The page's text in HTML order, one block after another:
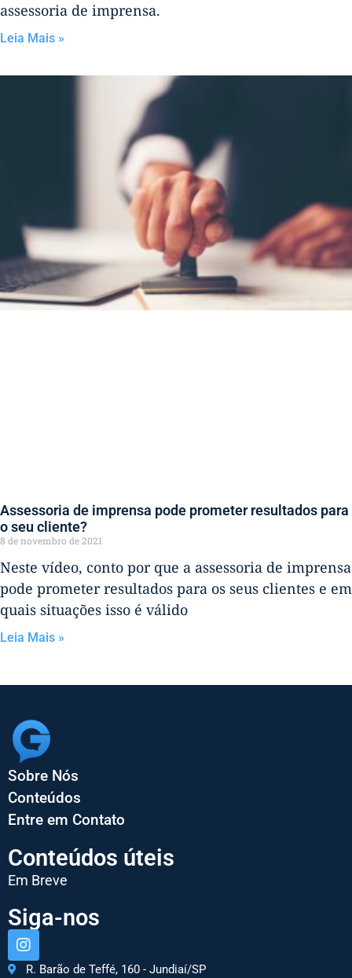
assessoria de imprensa.
Leia Mais »
Assessoria de imprensa pode prometer resultados para
o seu cliente?
8 de novembro de 2021
Neste vídeo, conto por que a assessoria de imprensa
pode prometer resultados para os seus clientes e em
quais situações isso é válido
Leia Mais »
Sobre Nós
Conteúdos
Entre em Contato
Conteúdos úteis
Em Breve
Siga-nos
R. Barão de Teffé, 160 - Jundiaí/SP